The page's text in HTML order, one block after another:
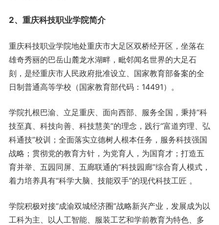
2、重庆科技职业学院简介
重庆科技职业学院地处重庆市大足区双桥经开区，坐落在
雄奇秀丽的巴岳山麓龙水湖畔，毗邻闻名世界的大足石
刻，是经重庆市人民政府批准设立、国家教育部备案的全
日制普通高等学校（国家教育部代码：14491）。
学院扎根巴渝、立足重庆、面向西部、服务全国，秉持“科
技至真、科技向善、科技慧美”的理念，践行“富道穷理、弘
科通技”校训；全面落实立德树人根本任务，服务科技强国
战略；贯彻党的教育方针，为党育人，为国育才；打造五
育并举、五园同屏、五廊联通的“科技园廊”综合育人模式，
着力培养具有“科学大脑、技能双手”的现代科技工匠 。
学院积极对接“成渝双城经济圈”战略新兴产业，发展成为以
工科为主、以人工智能、服装工艺和学前教育为特色、多